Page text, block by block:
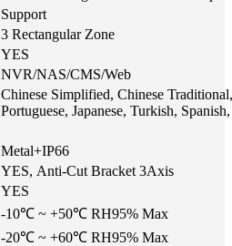
Support
3 Rectangular Zone
YES
NVR/NAS/CMS/Web
Chinese Simplified, Chinese
Portuguese, Japanese, Turkish,
Metal+IP66
YES, Anti-Cut Bracket 3Axis
YES
-10℃ ~ +50℃ RH95% Max
-20℃ ~ +60℃ RH95% Max